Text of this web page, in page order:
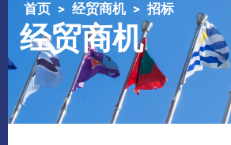
首页 经贸商机 招标
经贸商机